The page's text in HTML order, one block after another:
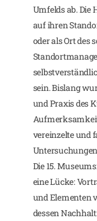
Umfelds ab. Die
auf ihren
oder als Ort des
sein. Bislang
und Praxis des
vereinzelte und
Die 15.
eine Lücke:
und Elementen
dessen